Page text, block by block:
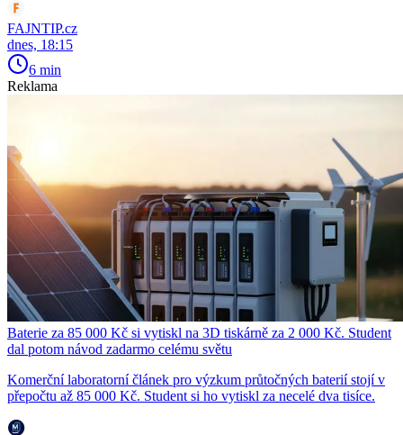
FAJNTIP.cz
dnes, 18:15
6 min
Reklama
Baterie za 85 000 Kč si vytiskl na 3D tiskárně za 2 000 Kč. Student
dal potom návod zadarmo celému světu
Komerční laboratorní článek pro výzkum průtočných baterií stojí v
přepočtu až 85 000 Kč. Student si ho vytiskl za necelé dva tisíce.